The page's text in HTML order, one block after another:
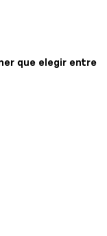
que elegir entre